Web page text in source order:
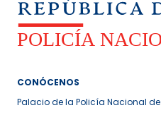
CONÓCENOS
Palacio de la Policía Nacional de